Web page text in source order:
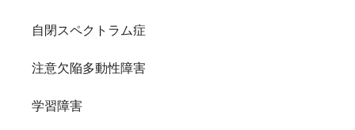
自閉スペクトラム症
注意欠陥多動性障害
学習障害